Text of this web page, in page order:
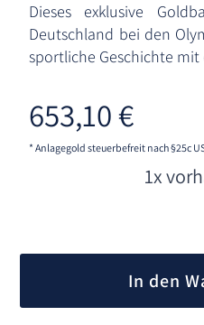
Dieses exklusive
Deutschland bei den
sportliche Geschichte mit
653,10€
* Anlagegold steuerbefreit nach §25c
1x
In den